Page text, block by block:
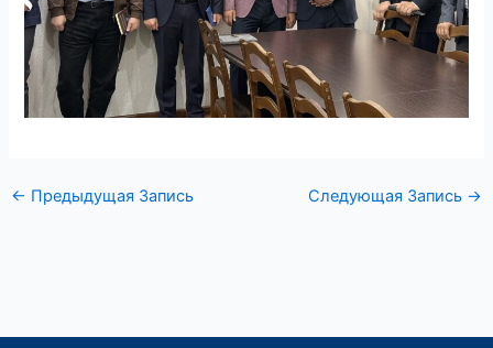
← Предыдущая Запись Следующая Запись →